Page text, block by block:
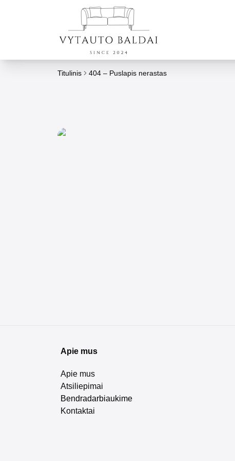
Titulinis 404 – Puslapis nerastas
Apie mus
Apie mus
Atsiliepimai
Bendradarbiaukime
Kontaktai